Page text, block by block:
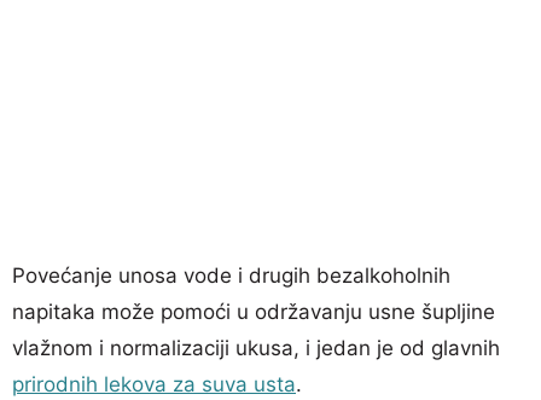
Povećanje unosa vode i drugih bezalkoholnih
napitaka može pomoći u održavanju usne šupljine
vlažnom i normalizaciji ukusa, i jedan je od glavnih
prirodnih lekova za suva usta.